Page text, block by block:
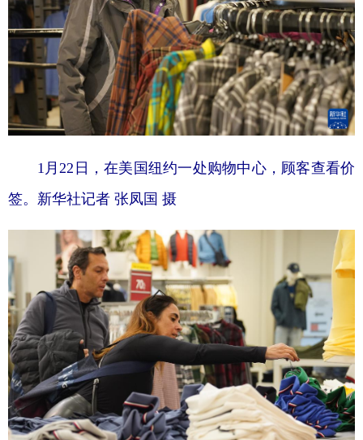
1月22日，在美国纽约一处购物中心，顾客查看价
签。 新华社记者 张凤国 摄